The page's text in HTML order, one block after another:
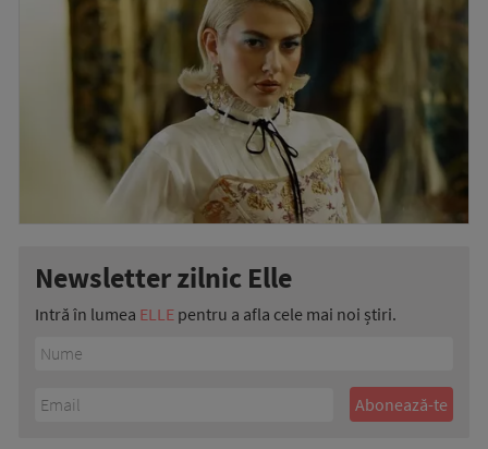
Newsletter zilnic Elle
Intră în lumea ELLE pentru a afla cele mai noi știri.